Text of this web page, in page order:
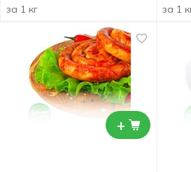
за 1 кг за 1
+